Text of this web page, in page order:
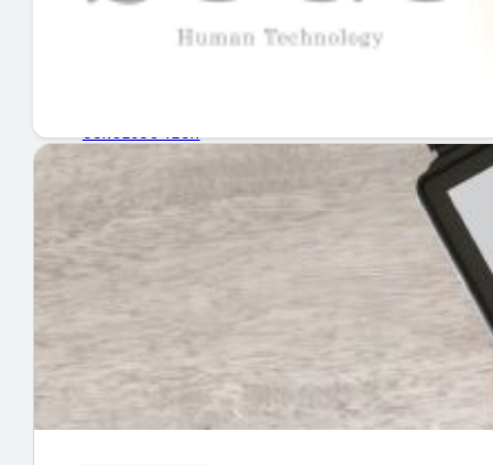
GUÍA DE COMPRA
EVENTOS
Encuentra tu noticia